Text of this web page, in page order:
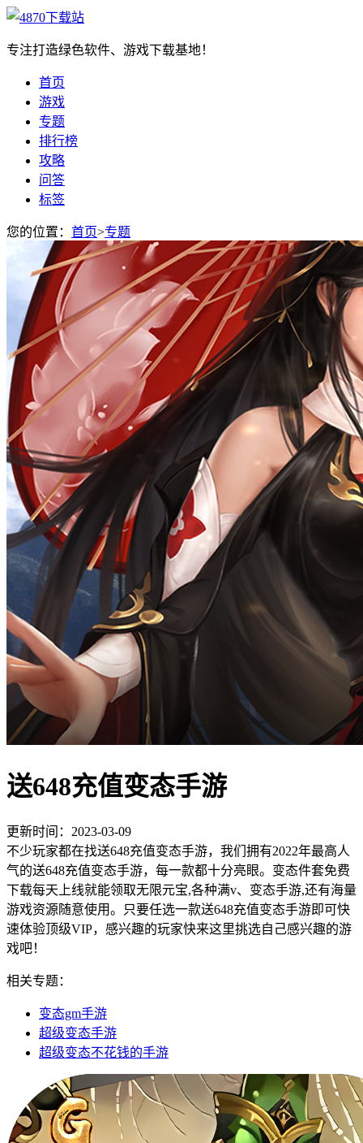
专注打造绿色软件、游戏下载基地！
首页
游戏
专题
排行榜
攻略
问答
标签
您的位置： 首页>专题
送648充值变态手游
更新时间：2023-03-09
不少玩家都在找送648充值变态手游，我们拥有2022年最高人
气的送648充值变态手游，每一款都十分亮眼。变态件套免费
下载每天上线就能领取无限元宝,各种满v、变态手游,还有海量
游戏资源随意使用。只要任选一款送648充值变态手游即可快
速体验顶级VIP，感兴趣的玩家快来这里挑选自己感兴趣的游
戏吧！
相关专题：
变态gm手游
超级变态手游
超级变态不花钱的手游